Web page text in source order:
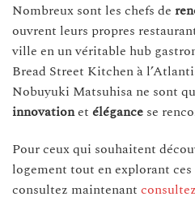
Nombreux sont les chefs de
ouvrent leurs propres
ville en un véritable hub
Bread Street Kitchen à
Nobuyuki Matsuhisa ne sont
innovationet élégance se
Pour ceux qui souhaitent
logement tout en explorant
consultez maintenant